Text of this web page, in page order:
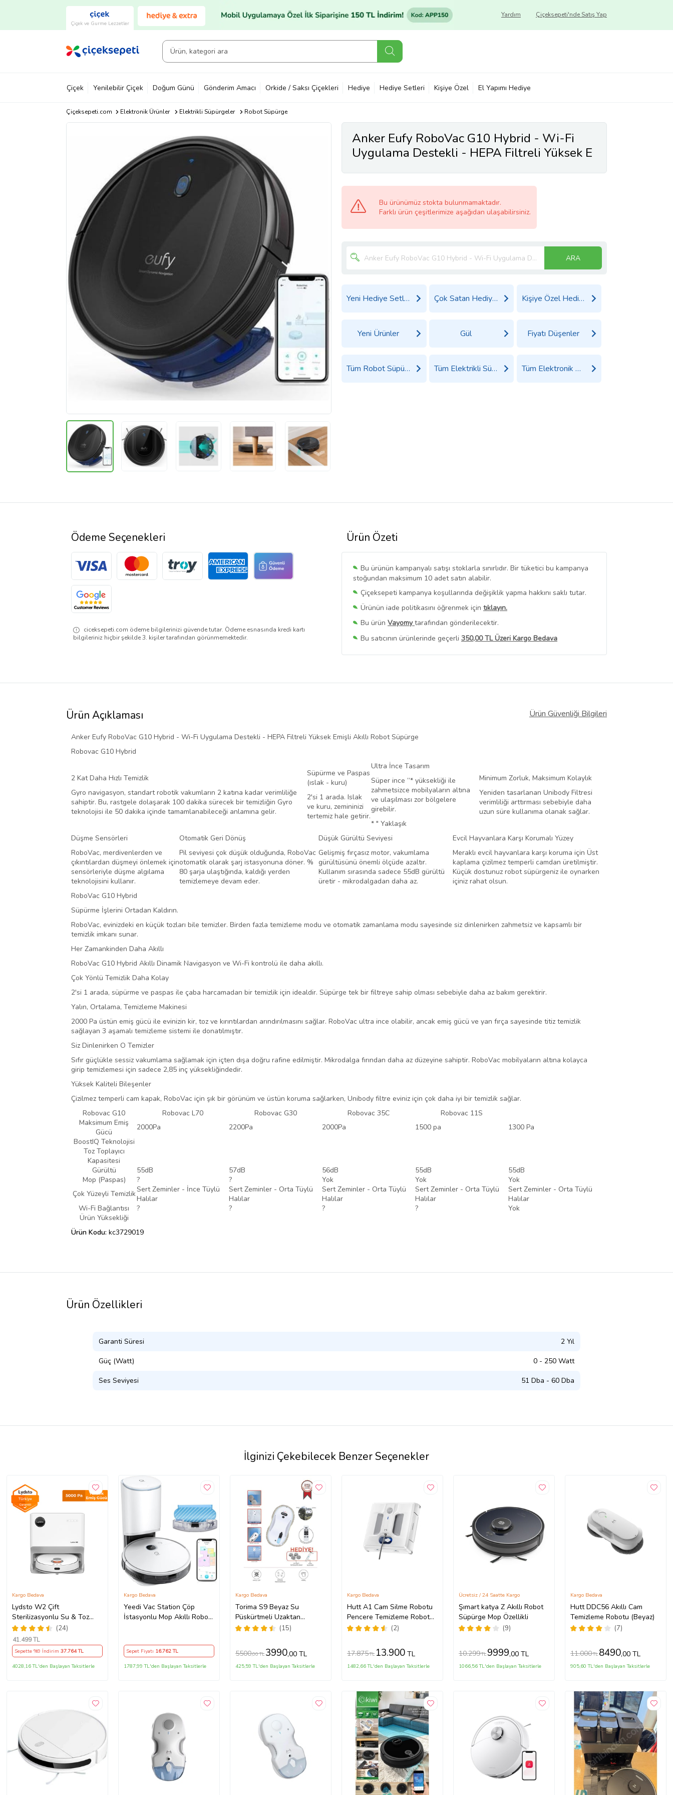
Çiçek ve Gurme Lezzetler
Çiçeksepeti'nde Satış Yap
Yardım
Çiçek Yenilebilir Çiçek Doğum Günü Gönderim Amacı Orkide / Saksı Çiçekleri Hediye Hediye Setleri Kişiye Özel El Yapımı Hediye
Çiçeksepeti.com Elektronik Ürünler Elektrikli Süpürgeler Robot Süpürge
Anker Eufy RoboVac G10 Hybrid - Wi-Fi
Uygulama Destekli - HEPA Filtreli Yüksek E
Bu ürünümüz stokta bulunmamaktadır.
Farklı ürün çeşitlerimize aşağıdan ulaşabilirsiniz.
ARA
Yeni Hediye Setleri Çok Satan Hediyeler Kişiye Özel Hediyeler
Yeni Ürünler Gül Fiyatı Düşenler
Tüm Robot Süpürge Ürünleri Tüm Elektrikli Süpürgeler Ürünleri Tüm Elektronik Ürünler Ürünleri
Ürün Özeti
Bu ürünün kampanyalı satışı stoklarla sınırlıdır. Bir tüketici bu kampanya
stoğundan maksimum 10 adet satın alabilir.
Çiçeksepeti kampanya koşullarında değişiklik yapma hakkını saklı tutar.
Ürünün iade politikasını öğrenmek için tıklayın.
Bu ürün Vayomytarafından gönderilecektir.
Bu satıcının ürünlerinde geçerli 350,00 TL Üzeri Kargo Bedava
Bu SatıcınınTüm Ürünlerini Görüntüle
Ödeme Seçenekleri
ciceksepeti.com ödeme bilgilerinizi güvende tutar. Ödeme esnasında kredi kartı
bilgileriniz hiçbir şekilde 3. kişiler tarafından görünmemektedir.
Ürün Açıklaması Ürün Güvenliği Bilgileri
Anker Eufy RoboVac G10 Hybrid - Wi-Fi Uygulama Destekli - HEPA Filtreli Yüksek Emişli Akıllı Robot Süpürge
Robovac G10 Hybrid
2 Kat Daha Hızlı Temizlik
Gyro navigasyon, standart robotik vakumların 2 katına kadar verimliliğe
sahiptir. Bu, rastgele dolaşarak 100 dakika sürecek bir temizliğin Gyro
teknolojisi ile 50 dakika içinde tamamlanabileceği anlamına gelir.
Süpürme ve Paspas
(ıslak - kuru)
2'si 1 arada. Islak
ve kuru, zemininizi
tertemiz hale getirir.
Ultra İnce Tasarım
Süper ince ”* yüksekliği ile
zahmetsizce mobilyaların altına
ve ulaşılması zor bölgelere
girebilir.
* " Yaklaşık
Minimum Zorluk, Maksimum Kolaylık
Yeniden tasarlanan Unibody Filtresi
verimliliği arttırması sebebiyle daha
uzun süre kullanıma olanak sağlar.
Düşme Sensörleri
RoboVac, merdivenlerden ve
çıkıntılardan düşmeyi önlemek için
sensörleriyle düşme algılama
teknolojisini kullanır.
Otomatik Geri Dönüş
Pil seviyesi çok düşük olduğunda, RoboVac
otomatik olarak şarj istasyonuna döner. %
80 şarja ulaştığında, kaldığı yerden
temizlemeye devam eder.
Düşük Gürültü Seviyesi
Gelişmiş fırçasız motor, vakumlama
gürültüsünü önemli ölçüde azaltır.
Kullanım sırasında sadece 55dB gürültü
üretir - mikrodalgadan daha az.
Evcil Hayvanlara Karşı Korumalı Yüzey
Meraklı evcil hayvanlara karşı koruma için Üst
kaplama çizilmez temperli camdan üretilmiştir.
Küçük dostunuz robot süpürgeniz ile oynarken
içiniz rahat olsun.
RoboVac G10 Hybrid
Süpürme İşlerini Ortadan Kaldırın.
RoboVac, evinizdeki en küçük tozları bile temizler. Birden fazla temizleme modu ve otomatik zamanlama modu sayesinde siz dinlenirken zahmetsiz ve kapsamlı bir
temizlik imkanı sunar.
Her Zamankinden Daha Akıllı
RoboVac G10 Hybrid Akıllı Dinamik Navigasyon ve Wi-Fi kontrolü ile daha akıllı.
Çok Yönlü Temizlik Daha Kolay
2'si 1 arada, süpürme ve paspas ile çaba harcamadan bir temizlik için idealdir. Süpürge tek bir filtreye sahip olması sebebiyle daha az bakım gerektirir.
Yalın, Ortalama, Temizleme Makinesi
2000 Pa üstün emiş gücü ile evinizin kir, toz ve kırıntılardan arındırılmasını sağlar. RoboVac ultra ince olabilir, ancak emiş gücü ve yan fırça sayesinde titiz temizlik
sağlayan 3 aşamalı temizleme sistemi ile donatılmıştır.
Siz Dinlenirken O Temizler
Sıfır güçlükle sessiz vakumlama sağlamak için içten dışa doğru rafine edilmiştir. Mikrodalga fırından daha az düzeyine sahiptir. RoboVac mobilyaların altına kolayca
girip temizlemesi için sadece 2,85 inç yüksekliğindedir.
Yüksek Kaliteli Bileşenler
Çizilmez temperli cam kapak, RoboVac için şık bir görünüm ve üstün koruma sağlarken, Unibody filtre eviniz için çok daha iyi bir temizlik sağlar.
Robovac G10
Robovac L70 Robovac G30 Robovac 35C
Robovac 11S
Maksimum Emiş
Gücü
2000Pa 2200Pa 2000Pa 1500 pa
1300 Pa
BoostIQ Teknolojisi
Toz Toplayıcı
Kapasitesi
Gürültü
55dB 57dB 56dB 55dB
55dB
Mop (Paspas)
? ? Yok Yok
Yok
Çok Yüzeyli TemizlikSert Zeminler - İnce Tüylü
Halılar
Sert Zeminler - Orta Tüylü
Halılar
Sert Zeminler - Orta Tüylü
Halılar
Sert Zeminler - Orta Tüylü
Halılar
Sert Zeminler - Orta Tüylü
Halılar
Wi-Fi Bağlantısı
? ? ? ?
Yok
Ürün Yüksekliği
Ürün Kodu: kc3729019
Ürün Özellikleri
Garanti Süresi 2 Yıl
Güç (Watt) 0 - 250 Watt
Ses Seviyesi 51 Dba - 60 Dba
İlginizi Çekebilecek Benzer Seçenekler
Lydsto W2 Çift
Sterilizasyonlu Su & Toz
Toplama Üniteli Robot
Süpürge - ( Lydsto Türkiye
Garantili )
(24)
Kargo Bedava
41.499TL
Sepette %9 İndirim 37.764TL
4028,16 TL'den Başlayan Taksitlerle
Yeedi Vac Station Çöp
İstasyonlu Mop Akıllı Robot
Kargo Bedava
Sepet Fiyatı 16.762TL
1787,99 TL'den Başlayan Taksitlerle
Torima S9 Beyaz Su
Püskürtmeli Uzaktan
Kumandalı Cam Pencere
(15)
Kargo Bedava
5500,00 TL 3990,00 TL
425,59 TL'den Başlayan Taksitlerle
Hutt A1 Cam Silme Robotu
Pencere Temizleme Robotu
(Beyaz)
(2)
Kargo Bedava
17.875TL 13.900 TL
1482,66 TL'den Başlayan Taksitlerle
Şımart katya Z Akıllı Robot
Süpürge Mop Özellikli
(9)
Ücretsiz / 24 Saatte Kargo
10.299TL 9999,00 TL
1066,56 TL'den Başlayan Taksitlerle
Hutt DDC56 Akıllı Cam
Temizleme Robotu (Beyaz)
(7)
Kargo Bedava
11.000TL 8490,00 TL
905,60 TL'den Başlayan Taksitlerle